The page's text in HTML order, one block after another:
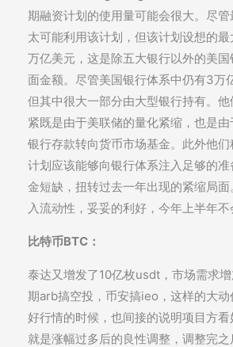
期融资计划的使用量可能会很大。尽
太可能利用该计划，但该计划设想的
万亿美元，这是除五大银行以外的美
面金额。尽管美国银行体系中仍有3万
但其中很大一部分由大型银行持有。
紧既是由于美联储的量化紧缩，也是
银行存款转向货币市场基金。此外他
计划应该能够向银行体系注入足够的
金短缺，扭转过去一年出现的紧缩局
入流动性，妥妥的利好，今年上半年不
比特币BTC：
泰达又增发了10亿枚usdt，市场需求
期arb搞空投，币安搞ieo，这样的大
好行情的时候，也间接的说明项目方
就是涨幅过多后的良性调整，调整完